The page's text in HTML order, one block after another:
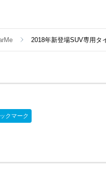
2018年新登場SUV専用タ
クマーク